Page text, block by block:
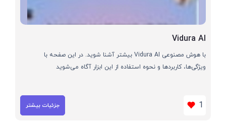
Vidura AI
با هوش مصنوعی Vidura AI بیشتر آشنا شوید. در این صفحه با
ویژگی‌ها، کاربردها و نحوه استفاده از این ابزار آگاه می‌شوید
1 جزئیات بیشتر